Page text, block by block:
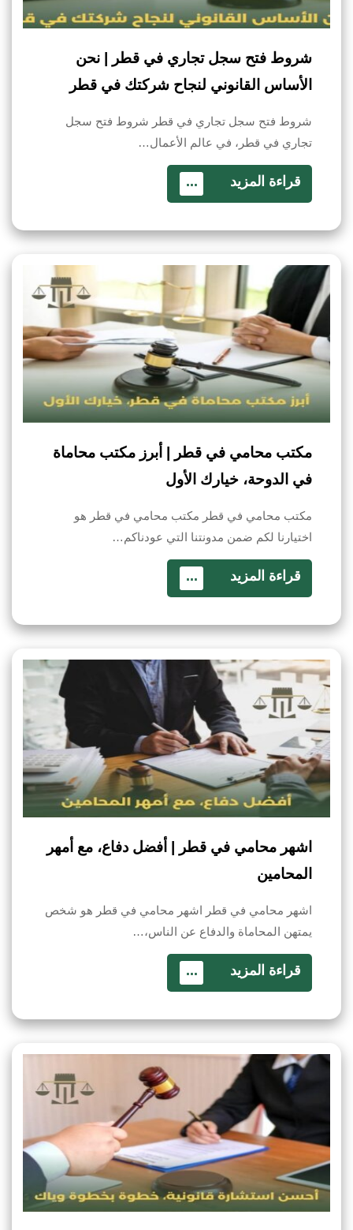
شروط فتح سجل تجاري في قطر | نحن
الأساس القانوني لنجاح شركتك في قطر
شروط فتح سجل تجاري في قطر شروط فتح سجل
تجاري في قطر، في عالم الأعمال…
قراءة المزيد ...
مكتب محامي في قطر | أبرز مكتب محاماة
في الدوحة، خيارك الأول
مكتب محامي في قطر مكتب محامي في قطر هو
اختيارنا لكم ضمن مدونتنا التي عودناكم…
قراءة المزيد ...
اشهر محامي في قطر | أفضل دفاع، مع أمهر
المحامين
اشهر محامي في قطر اشهر محامي في قطر هو شخص
يمتهن المحاماة والدفاع عن الناس،…
قراءة المزيد ...